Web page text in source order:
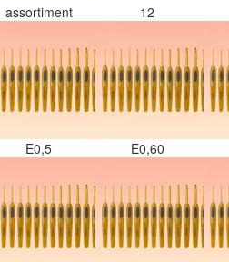
assortiment 12
E0,5 E0,60